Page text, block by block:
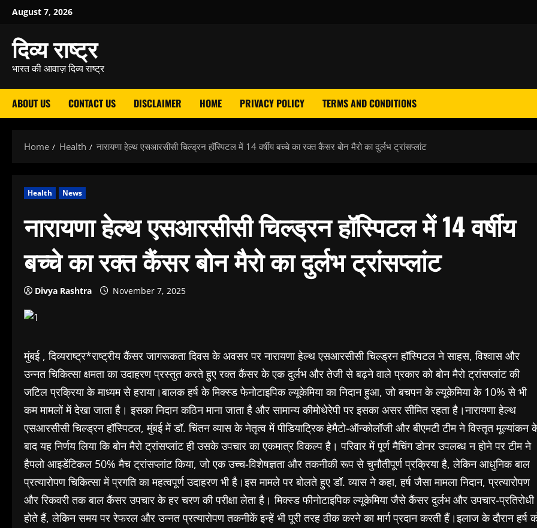
Skip
content
August 7, 2026
दिव्य राष्ट्र
भारत की आवाज़ दिव्य राष्ट्र
ABOUT US CONTACT US DISCLAIMER HOME PRIVACY POLICY TERMS AND CONDITIONS
Home Health नारायणा हेल्थ एसआरसीसी चिल्ड्रन हॉस्पिटल में 14 वर्षीय बच्चे का रक्त कैंसर बोन मैरो का दुर्लभ ट्रांसप्लांट
Health News
नारायणा हेल्थ एसआरसीसी चिल्ड्रन हॉस्पिटल में 14 वर्षीय
बच्चे का रक्त कैंसर बोन मैरो का दुर्लभ ट्रांसप्लांट
Divya Rashtra November 7, 2025
मुंबई , दिव्यराष्ट्र*राष्ट्रीय कैंसर जागरूकता दिवस के अवसर पर नारायणा हेल्थ एसआरसीसी चिल्ड्रन हॉस्पिटल ने साहस, विश्वास और
उन्नत चिकित्सा क्षमता का उदाहरण प्रस्तुत करते हुए रक्त कैंसर के एक दुर्लभ और तेजी से बढ़ने वाले प्रकार को बोन मैरो ट्रांसप्लांट की
जटिल प्रक्रिया के माध्यम से हराया।बालक हर्ष के मिक्स्ड फेनोटाइपिक ल्यूकेमिया का निदान हुआ, जो बचपन के ल्यूकेमिया के 10% से भी
कम मामलों में देखा जाता है। इसका निदान कठिन माना जाता है और सामान्य कीमोथेरेपी पर इसका असर सीमित रहता है।नारायणा हेल्थ
एसआरसीसी चिल्ड्रन हॉस्पिटल, मुंबई में डॉ. चिंतन व्यास के नेतृत्व में पीडियाट्रिक हेमैटो-ऑन्कोलॉजी और बीएमटी टीम ने विस्तृत मूल्यांकन
बाद यह निर्णय लिया कि बोन मैरो ट्रांसप्लांट ही उसके उपचार का एकमात्र विकल्प है। परिवार में पूर्ण मैचिंग डोनर उपलब्ध न होने पर टीम ने
हैपलो आइडेंटिकल 50% मैच ट्रांसप्लांट किया, जो एक उच्च-विशेषज्ञता और तकनीकी रूप से चुनौतीपूर्ण प्रक्रिया है, लेकिन आधुनिक बाल
प्रत्यारोपण चिकित्सा में प्रगति का महत्वपूर्ण उदाहरण भी है।इस मामले पर बोलते हुए डॉ. व्यास ने कहा, हर्ष जैसा मामला निदान, प्रत्यारोपण
और रिकवरी तक बाल कैंसर उपचार के हर चरण की परीक्षा लेता है। मिक्स्ड फीनोटाइपिक ल्यूकेमिया जैसे कैंसर दुर्लभ और उपचार-प्रतिरोधी
होते हैं, लेकिन समय पर रेफरल और उन्नत प्रत्यारोपण तकनीकें इन्हें भी पूरी तरह ठीक करने का मार्ग प्रदान करती हैं।इलाज के दौरान हर्ष